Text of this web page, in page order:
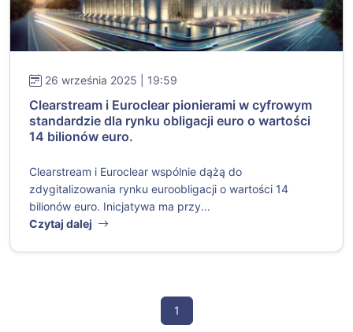
26 września 2025 | 19:59
Clearstream i Euroclear pionierami w cyfrowym
standardzie dla rynku obligacji euro o wartości
14 bilionów euro.
Clearstream i Euroclear wspólnie dążą do
zdygitalizowania rynku euroobligacji o wartości 14
bilionów euro. Inicjatywa ma przy...
Czytaj dalej
1